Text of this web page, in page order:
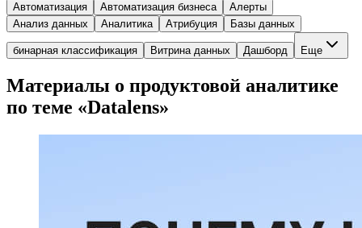
Автоматизация
Автоматизация бизнеса
Алерты
Анализ данных
Аналитика Атрибуция Базы данных
бинарная классификация Витрина данных Дашборд Еще
Материалы о продуктовой аналитике
по теме «Datalens»